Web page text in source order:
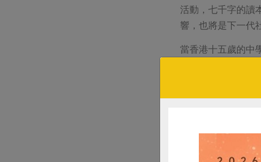
活動，七千字的讀
響，也將是下一代
當香港十五歲的中
長小說，以小小
衛祖先所傳承的
運動路上，有書為
期許民主
在灣寶迷你西瓜